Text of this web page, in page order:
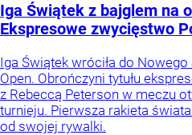
Iga Świątek z bajglem na
Ekspresowe zwycięstwo
Iga Świątek wróciła do
Open. Obrończyni tytułu
z Rebeccą Peterson w meczu
turnieju. Pierwsza rakieta
od swojej rywalki.